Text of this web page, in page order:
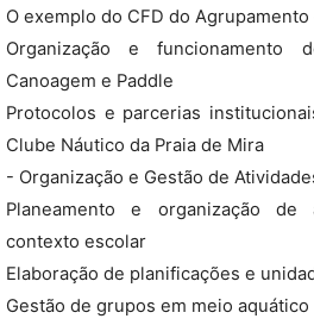
O exemplo do CFD do
Organização e funcionamento
Canoagem e Paddle
Protocolos e parcerias
Clube Náutico da Praia de Mira
- Organização e Gestão de
Planeamento e organização de
contexto escolar
Elaboração de planificações e
Gestão de grupos em meio aquático